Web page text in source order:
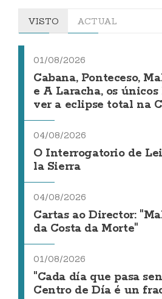
VISTO ACTUAL
01/08/2026
Cabana, Ponteceso,
e A Laracha, os
ver a eclipse total na
04/08/2026
O Interrogatorio de
la Sierra
04/08/2026
Cartas ao Director:
da Costa da Morte"
01/08/2026
"Cada día que pasa
Centro de Día é un